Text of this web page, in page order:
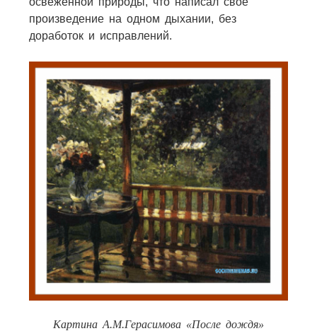
произведение на одном дыхании, без
доработок и исправлений.
Картина А.М.Герасимова «После дождя»